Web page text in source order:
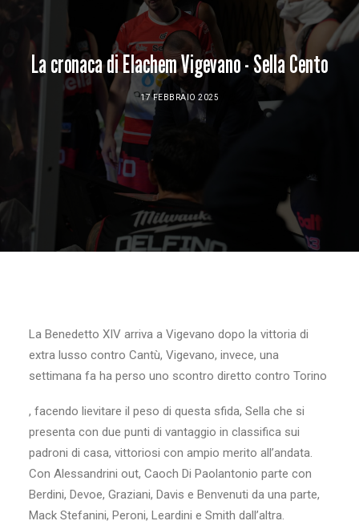
La cronaca di Elachem Vigevano - Sella Cento
17 FEBBRAIO 2025
La Benedetto XIV arriva a Vigevano dopo la vittoria di
extra lusso contro Cantù, Vigevano, invece, una
settimana fa ha perso uno scontro diretto contro Torino
, facendo lievitare il peso di questa sfida, Sella che si
presenta con due punti di vantaggio in classifica sui
padroni di casa, vittoriosi con ampio merito all’andata.
Con Alessandrini out, Caoch Di Paolantonio parte con
Berdini, Devoe, Graziani, Davis e Benvenuti da una parte,
Mack Stefanini, Peroni, Leardini e Smith dall’altra.